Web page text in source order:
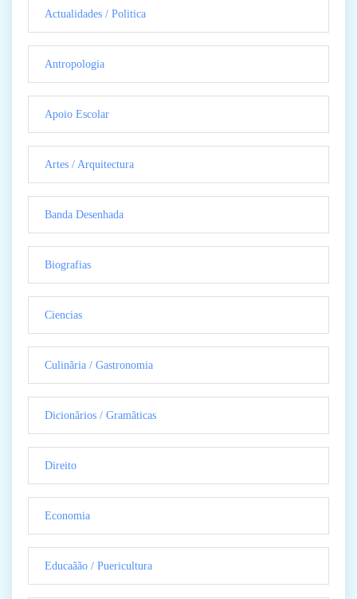
Actualidades / Politica
Antropologia
Apoio Escolar
Artes / Arquitectura
Banda Desenhada
Biografias
Ciencias
Culinãria / Gastronomia
Dicionãrios / Gramãticas
Direito
Economia
Educaãão / Puericultura